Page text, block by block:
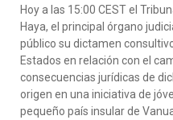
Hoy a las 15:00 CEST el
Haya, el principal órgano
público su dictamen
Estados en relación con el
consecuencias jurídicas de
origen en una iniciativa de
pequeño país insular de